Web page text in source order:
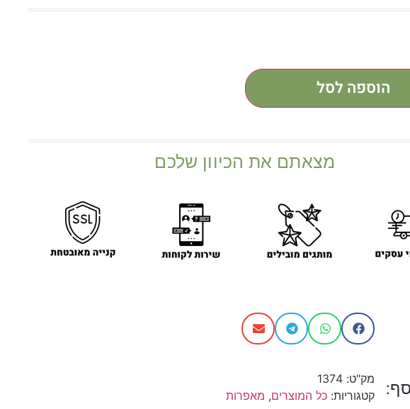
הוספה לסל
מצאתם את הכיוון שלכם
מק"ט: 1374
קטגוריות: כל המוצרים, מאפרות